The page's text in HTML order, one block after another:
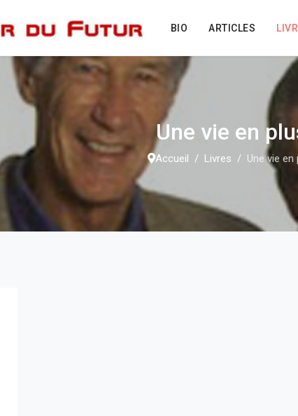
BIO ARTICLES
Une vie en
Accueil Livres Une vie en